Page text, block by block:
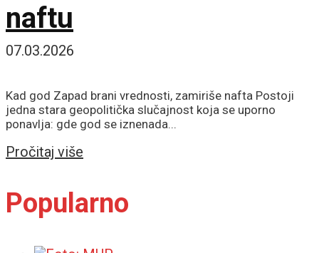
naftu
07.03.2026
Kad god Zapad brani vrednosti, zamiriše nafta Postoji
jedna stara geopolitička slučajnost koja se uporno
ponavlja: gde god se iznenada...
Pročitaj više
Popularno